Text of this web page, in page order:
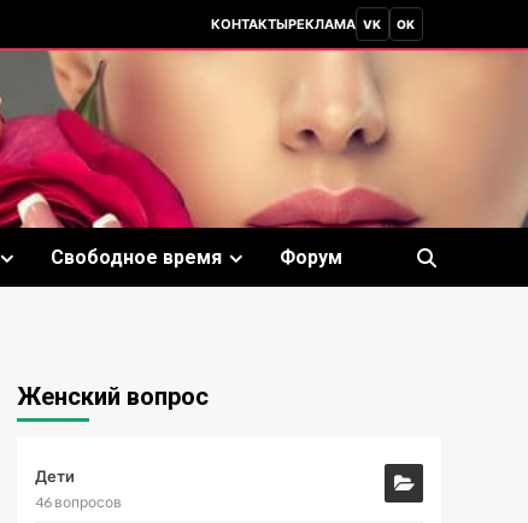
КОНТАКТЫРЕКЛАМА VK OK
Свободное время Форум
Женский вопрос
Дети
46 вопросов